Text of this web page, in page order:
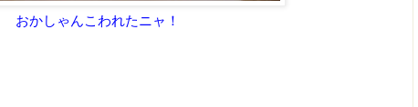
おかしゃんこわれたニャ！